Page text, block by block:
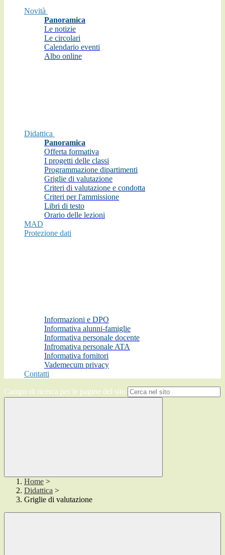
Novità
Panoramica
Le notizie
Le circolari
Calendario eventi
Albo online
Didattica
Panoramica
Offerta formativa
I progetti delle classi
Programmazione dipartimenti
Griglie di valutazione
Criteri di valutazione e condotta
Criteri per l'ammissione
Libri di testo
Orario delle lezioni
MAD
Protezione dati
Informazioni e DPO
Informativa alunni-famiglie
Informativa personale docente
Infromativa personale ATA
Informativa fornitori
Vademecum privacy
Contatti
Campo di ricerca per le pagine del sito
Home >
Didattica >
Griglie di valutazione